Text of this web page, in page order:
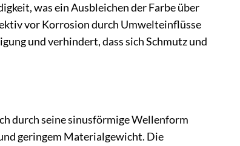
was ein Ausbleichen der Farbe über
vor Korrosion durch Umwelteinflüsse
und verhindert, dass sich Schmutz und
durch seine sinusförmige Wellenform
geringem Materialgewicht. Die